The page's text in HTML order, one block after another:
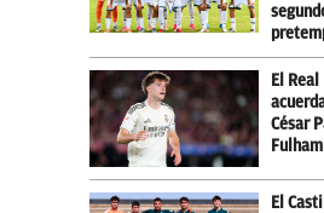
El
César
Fulham
El